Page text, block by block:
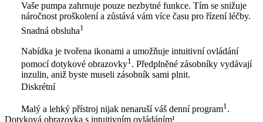
Vaše pumpa zahrnuje pouze nezbytné funkce. Tím se snižuje
náročnost proškolení a zůstává vám více času pro řízení léčby.
Snadná obsluha1
Nabídka je tvořena ikonami a umožňuje intuitivní ovládání
pomocí dotykové obrazovky1 . Předplněné zásobníky vydávají
inzulin, aniž byste museli zásobník sami plnit.
Diskrétní
Malý a lehký přístroj nijak nenaruší váš denní program1 .
Dotyková obrazovka s intuitivním ovládáním¹